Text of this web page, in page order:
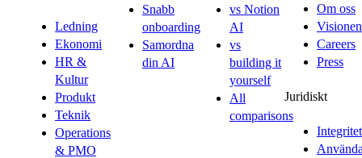
Ledning
Ekonomi
HR &
Kultur
Produkt
Teknik
Operations
& PMO
Snabb
onboarding
Samordna
din AI
vs Notion
AI
vs
building it
yourself
All
comparisons
Om oss
Visionen
Careers
Press
Juridiskt
Integritet